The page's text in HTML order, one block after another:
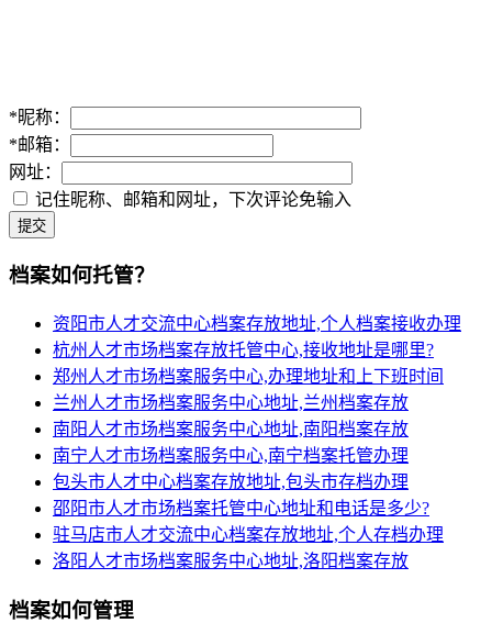
*昵称：
*邮箱：
网址：
记住昵称、邮箱和网址，下次评论免输入
提交
档案如何托管？
资阳市人才交流中心档案存放地址,个人档案接收办理
杭州人才市场档案存放托管中心,接收地址是哪里?
郑州人才市场档案服务中心,办理地址和上下班时间
兰州人才市场档案服务中心地址,兰州档案存放
南阳人才市场档案服务中心地址,南阳档案存放
南宁人才市场档案服务中心,南宁档案托管办理
包头市人才中心档案存放地址,包头市存档办理
邵阳市人才市场档案托管中心地址和电话是多少?
驻马店市人才交流中心档案存放地址,个人存档办理
洛阳人才市场档案服务中心地址,洛阳档案存放
档案如何管理